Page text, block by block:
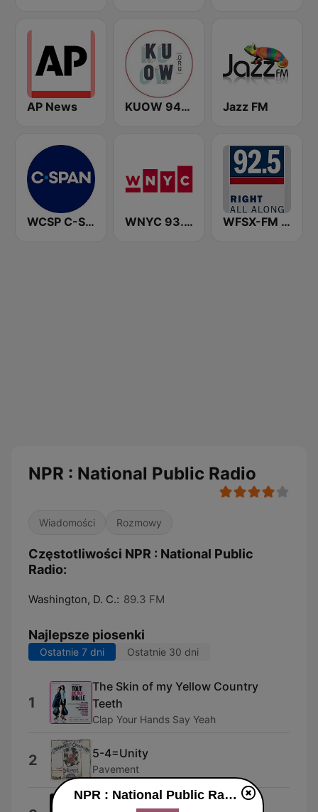
AP News KUOW 94.9 FM Jazz FM
WCSP C-SPAN Radio WNYC 93.9 FM WFSX-FM 92.5 Right All Along (US Only)
NPR : National Public Radio
Wiadomości Rozmowy
Częstotliwości NPR : National Public
Radio:
Washington, D. C.: 89.3 FM
Najlepsze piosenki
Ostatnie 7 dni Ostatnie 30 dni
1
The Skin of my Yellow Country
Teeth
Clap Your Hands Say Yeah
2 5-4=Unity
Pavement
Synthesizer
NPR : National Public Radio na żywo